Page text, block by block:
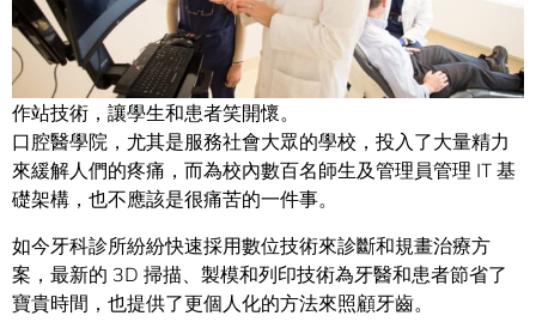
紐約醫學院口腔醫學托羅學院採用 Quadro 虛擬資料中心工
作站技術，讓學生和患者笑開懷。
口腔醫學院，尤其是服務社會大眾的學校，投入了大量精力
來緩解人們的疼痛，而為校內數百名師生及管理員管理 IT 基
礎架構，也不應該是很痛苦的一件事。
如今牙科診所紛紛快速採用數位技術來診斷和規畫治療方
案，最新的 3D 掃描、製模和列印技術為牙醫和患者節省了
寶貴時間，也提供了更個人化的方法來照顧牙齒。